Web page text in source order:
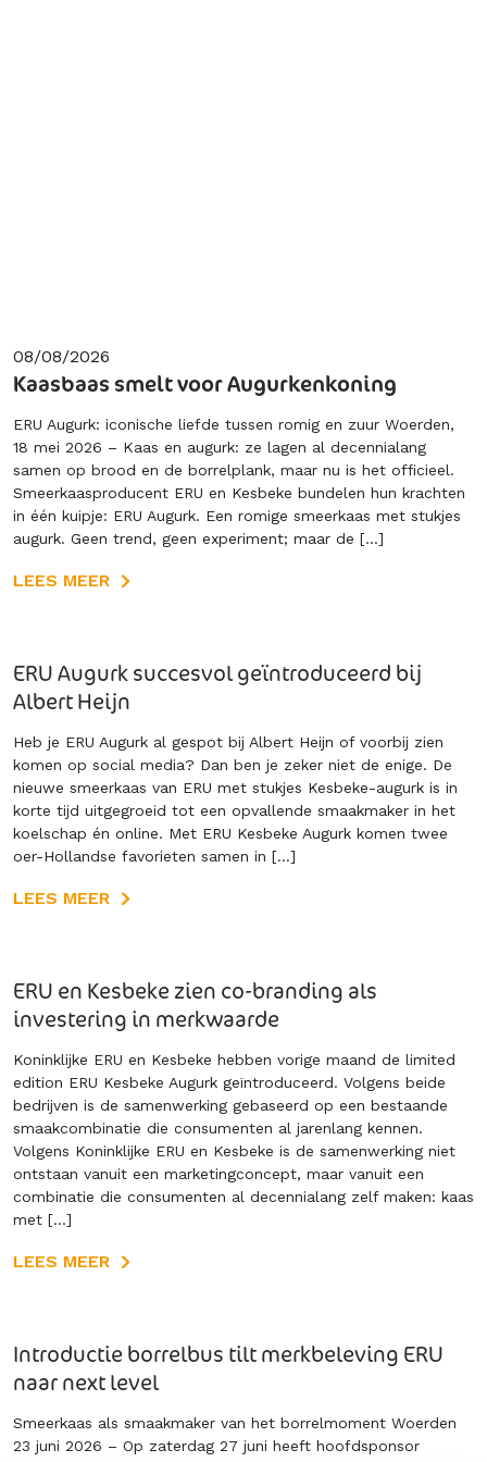
08/08/2026
Kaasbaas smelt voor Augurkenkoning
ERU Augurk: iconische liefde tussen romig en zuur Woerden,
18 mei 2026 – Kaas en augurk: ze lagen al decennialang
samen op brood en de borrelplank, maar nu is het officieel.
Smeerkaasproducent ERU en Kesbeke bundelen hun krachten
in één kuipje: ERU Augurk. Een romige smeerkaas met stukjes
augurk. Geen trend, geen experiment; maar de […]
LEES MEER
ERU Augurk succesvol geïntroduceerd bij
Albert Heijn
Heb je ERU Augurk al gespot bij Albert Heijn of voorbij zien
komen op social media? Dan ben je zeker niet de enige. De
nieuwe smeerkaas van ERU met stukjes Kesbeke-augurk is in
korte tijd uitgegroeid tot een opvallende smaakmaker in het
koelschap én online. Met ERU Kesbeke Augurk komen twee
oer-Hollandse favorieten samen in […]
LEES MEER
ERU en Kesbeke zien co-branding als
investering in merkwaarde
Koninklijke ERU en Kesbeke hebben vorige maand de limited
edition ERU Kesbeke Augurk geïntroduceerd. Volgens beide
bedrijven is de samenwerking gebaseerd op een bestaande
smaakcombinatie die consumenten al jarenlang kennen.
Volgens Koninklijke ERU en Kesbeke is de samenwerking niet
ontstaan vanuit een marketingconcept, maar vanuit een
combinatie die consumenten al decennialang zelf maken: kaas
met […]
LEES MEER
Introductie borrelbus tilt merkbeleving ERU
naar next level
Smeerkaas als smaakmaker van het borrelmoment Woerden
23 juni 2026 – Op zaterdag 27 juni heeft hoofdsponsor